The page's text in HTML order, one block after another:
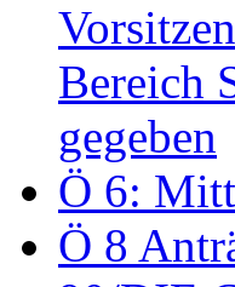
Bereich
gegeben
Ö 6:
Ö 8